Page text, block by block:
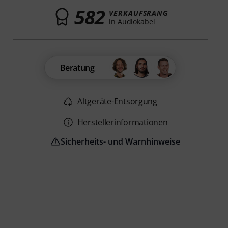
582 VERKAUFSRANG
in Audiokabel
Beratung
Altgeräte-Entsorgung
Herstellerinformationen
Sicherheits- und Warnhinweise